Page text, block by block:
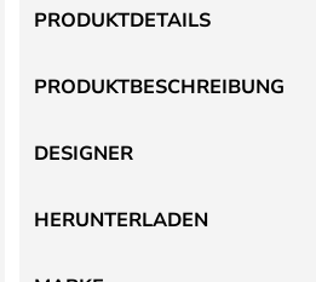
PRODUKTBESCHREIBUNG
PRODUKTDETAILS
DESIGNER
HERUNTERLADEN